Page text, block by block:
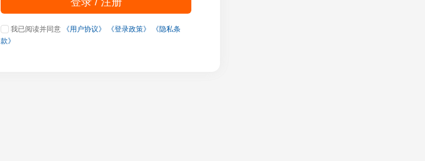
我已阅读并同意 《用户协议》 《登录政策》
《隐私条
款》